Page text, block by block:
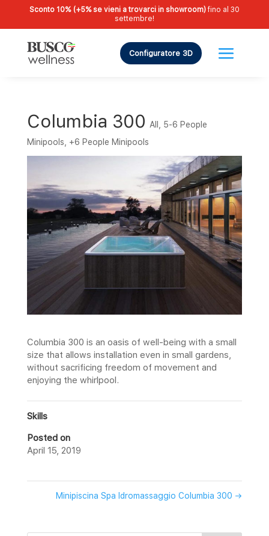
Sconto 10% (+5% se vieni a trovarci in showroom)fino al 30
settembre!
Configuratore 3D
Columbia 300 All
5-6 People
Minipools
+6 People Minipools
Columbia 300 is an oasis of well-being with a small
size that allows installation even in small gardens,
without sacrificing freedom of movement and
enjoying the whirlpool.
Skills
Posted on
April 15, 2019
Minipiscina Spa Idromassaggio Columbia 300 →